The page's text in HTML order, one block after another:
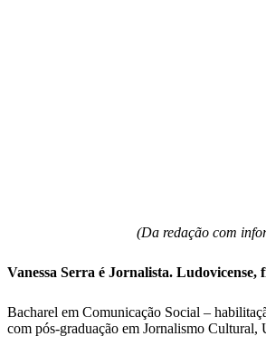
(Da redação com
Vanessa Serra é Jornalista. Ludovicense,
Bacharel em Comunicação Social –
com pós-graduação em Jornalismo Cultural,